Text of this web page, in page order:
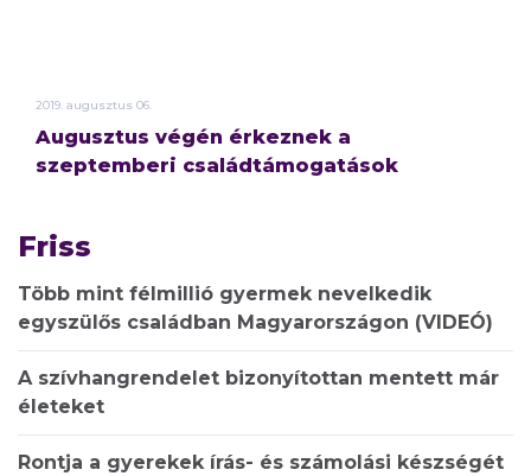
2019. augusztus 06.
Augusztus végén érkeznek a
szeptemberi családtámogatások
Friss
Több mint félmillió gyermek nevelkedik
egyszülős családban Magyarországon (VIDEÓ)
A szívhangrendelet bizonyítottan mentett már
életeket
Rontja a gyerekek írás- és számolási készségét